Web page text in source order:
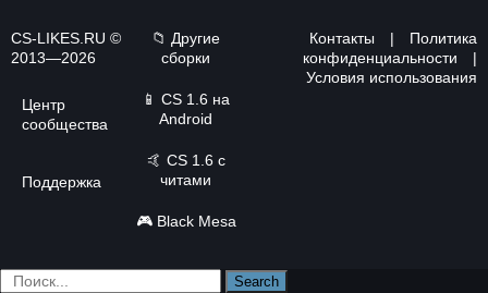
CS-LIKES.RU ©
2013—2026
Центр
сообщества
Поддержка
📁 Другие
сборки
📱 CS 1.6 на
Android
🤙 CS 1.6 с
читами
🎮 Black Mesa
Контакты |
Политика
конфиденциальности
|
Условия использования
Search